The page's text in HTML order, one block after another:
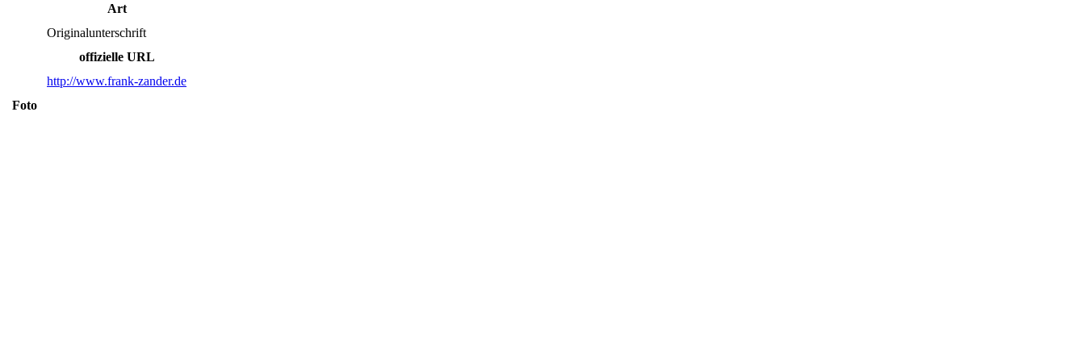
Art
Originalunterschrift
offizielle URL
http://www.frank-zander.de
Foto